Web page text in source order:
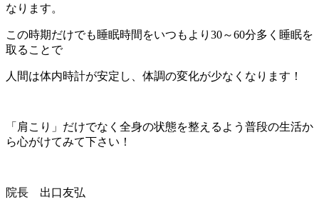
なります。
この時期だけでも睡眠時間をいつもより30～60分多く睡眠を
取ることで
人間は体内時計が安定し、体調の変化が少なくなります！
「肩こり」だけでなく全身の状態を整えるよう普段の生活か
ら心がけてみて下さい！
院長 出口友弘